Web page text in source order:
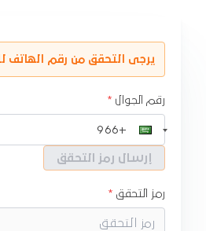
يرجى التحقق من رقم الهاتف
رقم الجوال
إرسال رمز التحقق
رمز التحقق